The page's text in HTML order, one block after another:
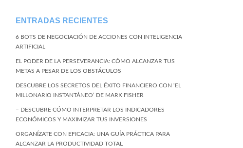
ENTRADAS RECIENTES
6 BOTS DE NEGOCIACIÓN DE ACCIONES CON INTELIGENCIA
ARTIFICIAL
EL PODER DE LA PERSEVERANCIA: CÓMO ALCANZAR TUS
METAS A PESAR DE LOS OBSTÁCULOS
DESCUBRE LOS SECRETOS DEL ÉXITO FINANCIERO CON ‘EL
MILLONARIO INSTANTÁNEO’ DE MARK FISHER
– DESCUBRE CÓMO INTERPRETAR LOS INDICADORES
ECONÓMICOS Y MAXIMIZAR TUS INVERSIONES
ORGANÍZATE CON EFICACIA: UNA GUÍA PRÁCTICA PARA
ALCANZAR LA PRODUCTIVIDAD TOTAL